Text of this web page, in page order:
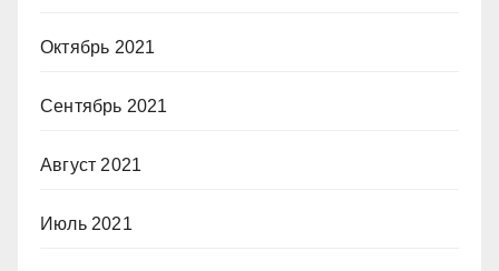
Октябрь 2021
Сентябрь 2021
Август 2021
Июль 2021